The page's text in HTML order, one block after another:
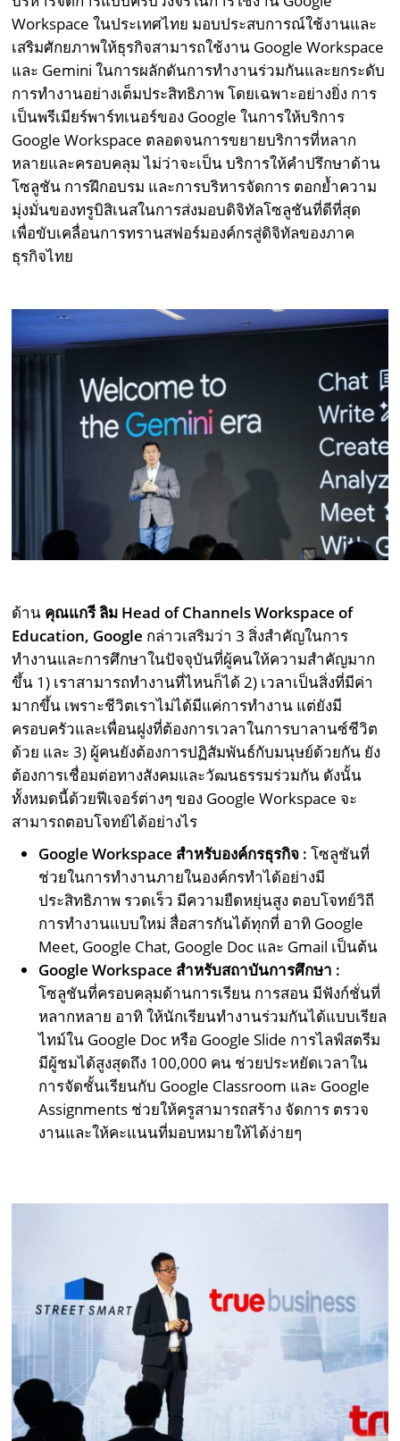
Workspace ในประเทศไทย มอบประสบการณ์ใช้งานและ
เสริมศักยภาพให้ธุรกิจสามารถใช้งาน Google Workspace
และ Gemini ในการผลักดันการทำงานร่วมกันและยกระดับ
การทำงานอย่างเต็มประสิทธิภาพ โดยเฉพาะอย่างยิ่ง การ
เป็นพรีเมียร์พาร์ทเนอร์ของ Google ในการให้บริการ
Google Workspace ตลอดจนการขยายบริการที่หลาก
หลายและครอบคลุม ไม่ว่าจะเป็น บริการให้คำปรึกษาด้าน
โซลูชัน การฝึกอบรม และการบริหารจัดการ ตอกย้ำความ
มุ่งมั่นของทรูบิสิเนสในการส่งมอบดิจิทัลโซลูชันที่ดีที่สุด
เพื่อขับเคลื่อนการทรานสฟอร์มองค์กรสู่ดิจิทัลของภาค
ธุรกิจไทย
ด้าน คุณแกรี ลิม Head of Channels Workspace of
Education, Google กล่าวเสริมว่า 3 สิ่งสำคัญในการ
ทำงานและการศึกษาในปัจจุบันที่ผู้คนให้ความสำคัญมาก
ขึ้น 1) เราสามารถทำงานที่ไหนก็ได้ 2) เวลาเป็นสิ่งที่มีค่า
มากขึ้น เพราะชีวิตเราไม่ได้มีแค่การทำงาน แต่ยังมี
ครอบครัวและเพื่อนฝูงที่ต้องการเวลาในการบาลานซ์ชีวิต
ด้วย และ 3) ผู้คนยังต้องการปฏิสัมพันธ์กับมนุษย์ด้วยกัน ยัง
ต้องการเชื่อมต่อทางสังคมและวัฒนธรรมร่วมกัน ดังนั้น
ทั้งหมดนี้ด้วยฟีเจอร์ต่างๆ ของ Google Workspace จะ
สามารถตอบโจทย์ได้อย่างไร
Google Workspace สำหรับองค์กรธุรกิจ : โซลูชันที่
ช่วยในการทำงานภายในองค์กรทำได้อย่างมี
ประสิทธิภาพ รวดเร็ว มีความยืดหยุ่นสูง ตอบโจทย์วิถี
การทำงานแบบใหม่ สื่อสารกันได้ทุกที่ อาทิ Google
Meet, Google Chat, Google Doc และ Gmail เป็นต้น
Google Workspace สำหรับสถาบันการศึกษา :
โซลูชันที่ครอบคลุมด้านการเรียน การสอน มีฟังก์ชั่นที่
หลากหลาย อาทิ ให้นักเรียนทำงานร่วมกันได้แบบเรียล
ไทม์ใน Google Doc หรือ Google Slide การไลฟ์สตรีม
มีผู้ชมได้สูงสุดถึง 100,000 คน ช่วยประหยัดเวลาใน
การจัดชั้นเรียนกับ Google Classroom และ Google
Assignments ช่วยให้ครูสามารถสร้าง จัดการ ตรวจ
งานและให้คะแนนที่มอบหมายให้ได้ง่ายๆ